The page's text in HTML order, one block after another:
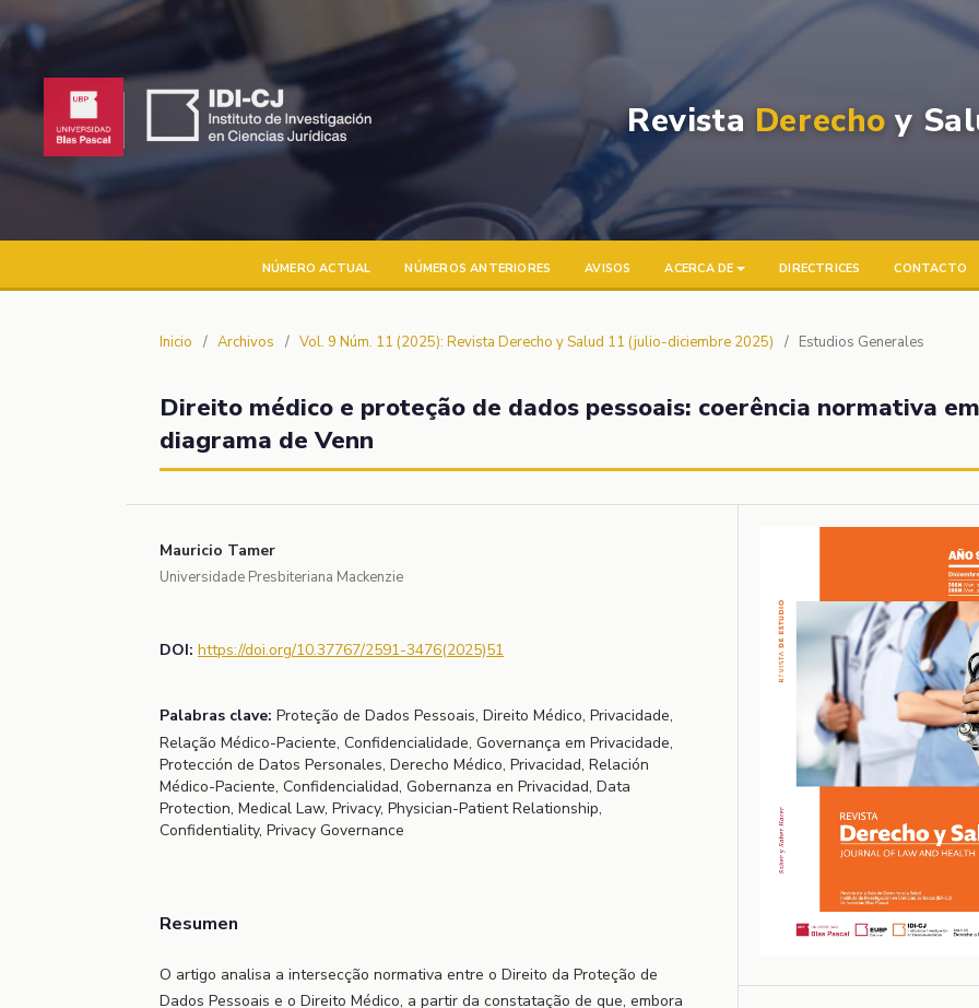
Revista Derecho y
NÚMERO ACTUAL NÚMEROS ANTERIORES AVISOS ACERCA DE DIRECTRICES CONTACTO
Inicio / Archivos / Vol. 9 Núm. 11 (2025): Revista Derecho y Salud 11 (julio-diciembre 2025) / Estudios Generales
Direito médico e proteção de dados pessoais: coerência normativa em
diagrama de Venn
Mauricio Tamer
Universidade Presbiteriana Mackenzie
DOI: https://doi.org/10.37767/2591-3476(2025)51
Palabras clave: Proteção de Dados Pessoais, Direito Médico, Privacidade,
Relação Médico-Paciente, Confidencialidade, Governança em Privacidade,
Protección de Datos Personales, Derecho Médico, Privacidad, Relación
Médico-Paciente, Confidencialidad, Gobernanza en Privacidad, Data
Protection, Medical Law, Privacy, Physician-Patient Relationship,
Confidentiality, Privacy Governance
Resumen
O artigo analisa a intersecção normativa entre o Direito da Proteção de
Dados Pessoais e o Direito Médico, a partir da constatação de que, embora